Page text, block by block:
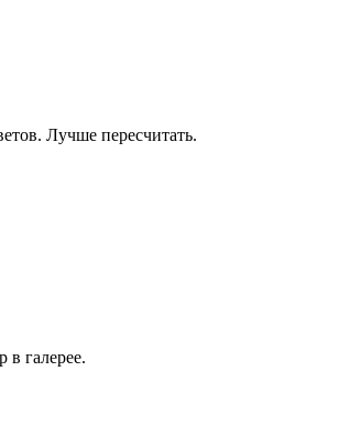
Лучше пересчитать.
галерее.